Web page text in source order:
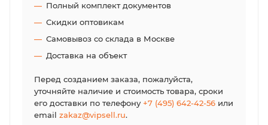
Полный комплект документов
Скидки оптовикам
Самовывоз со склада в Москве
Доставка на объект
Перед созданием заказа, пожалуйста,
уточняйте наличие и стоимость товара, сроки
его доставки по телефону+7 (495) 642-42-56 или
email zakaz@vipsell.ru.